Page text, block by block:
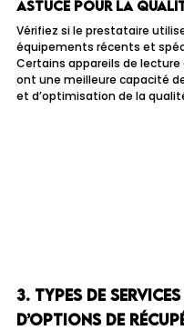
Astuce pour la
Vérifiez si le prestataire
équipements récents et
Certains appareils de lecture
ont une meilleure capacité
et d’optimisation de la
3. Types de
d’options de